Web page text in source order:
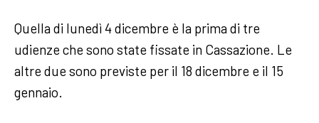
Quella di lunedì 4 dicembre è la prima di tre
udienze che sono state fissate in Cassazione. Le
altre due sono previste per il 18 dicembre e il 15
gennaio.